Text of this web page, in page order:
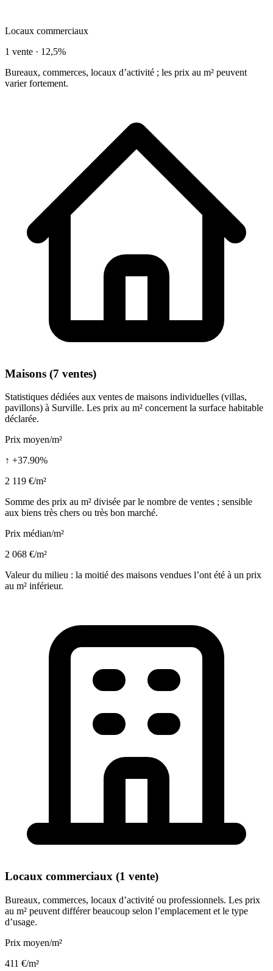
Locaux commerciaux
1 vente · 12,5%
Bureaux, commerces, locaux d’activité ; les prix au m² peuvent
varier fortement.
Maisons (7 ventes)
Statistiques dédiées aux ventes de maisons individuelles (villas,
pavillons) à Surville. Les prix au m² concernent la surface habitable
déclarée.
Prix moyen/m²
↑ +37.90%
2 119 €/m²
Somme des prix au m² divisée par le nombre de ventes ; sensible
aux biens très chers ou très bon marché.
Prix médian/m²
2 068 €/m²
Valeur du milieu : la moitié des maisons vendues l’ont été à un prix
au m² inférieur.
Locaux commerciaux (1 vente)
Bureaux, commerces, locaux d’activité ou professionnels. Les prix
au m² peuvent différer beaucoup selon l’emplacement et le type
d’usage.
Prix moyen/m²
411 €/m²